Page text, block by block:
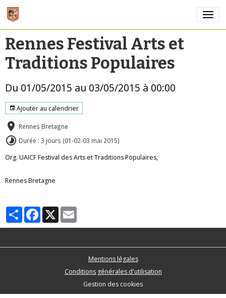
Rennes Festival Arts et
Traditions Populaires
Du 01/05/2015 au 03/05/2015 à 00:00
Ajouter au calendrier
Rennes Bretagne
Durée : 3 jours (01-02-03 mai 2015)
Org. UAICF Festival des Arts et Traditions Populaires,
Rennes Bretagne
PartagerFacebook
X
Mentions légales
Conditions générales d'utilisation
Gestion des cookies